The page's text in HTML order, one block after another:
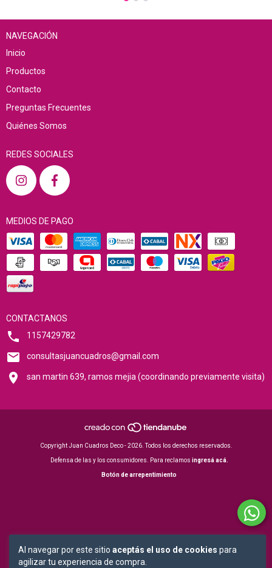
Al navegar por este sitio aceptás el uso de cookies para
agilizar tu experiencia de compra.
NAVEGACIÓN
Inicio
Productos
Contacto
Preguntas Frecuentes
Quiénes Somos
REDES SOCIALES
MEDIOS DE PAGO
CONTACTANOS
1157429782
consultasjuancuadros@gmail.com
san martin 639, ramos mejia (coordinando previamente visita)
Copyright Juan Cuadros Deco - 2026. Todos los derechos reservados.
Defensa de las y los consumidores. Para reclamos ingresá acá.
Botón de arrepentimiento